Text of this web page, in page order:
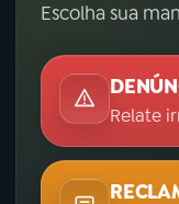
Escolha sua
Relate